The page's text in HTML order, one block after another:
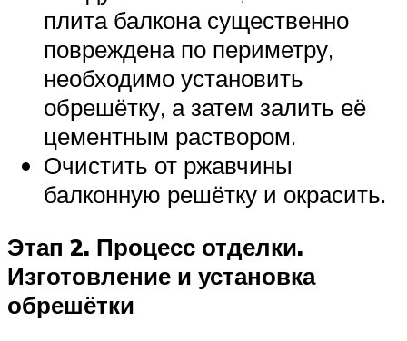
плита балкона существенно
повреждена по периметру,
необходимо установить
обрешётку, а затем залить её
цементным раствором.
Очистить от ржавчины
балконную решётку и окрасить.
Этап 2. Процесс отделки.
Изготовление и установка
обрешётки